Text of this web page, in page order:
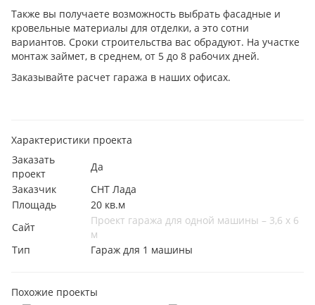
Также вы получаете возможность выбрать фасадные и
кровельные материалы для отделки, а это сотни
вариантов. Сроки строительства вас обрадуют. На участке
монтаж займет, в среднем, от 5 до 8 рабочих дней.
Заказывайте расчет гаража в наших офисах.
Характеристики проекта
Заказать
проект
Да
Заказчик
СНТ Лада
Площадь
20 кв.м
Сайт
Проект гаража для одной машины – 3,6 х 6
м
Тип
Гараж для 1 машины
Похожие проекты